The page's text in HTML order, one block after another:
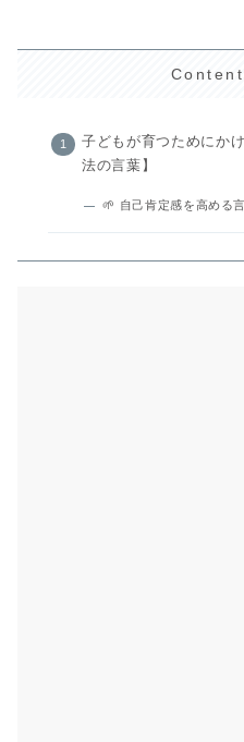
子どもが育つためにか
法の言葉】
🌱 自己肯定感を高める